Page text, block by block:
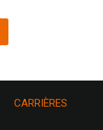
CARRIÈRES